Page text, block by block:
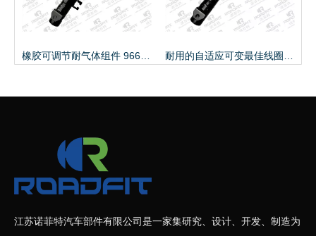
江苏诺菲特汽车部件有限公司是一家集研究、设计、开发、制造为